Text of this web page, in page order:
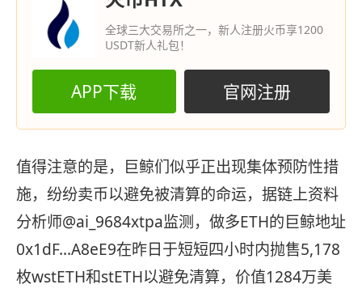
全球三大交易所之一，新人注册火币享1200
USDT新人礼包！
APP下载 官网注册
值得注意的是，巨鲸们似乎正出现集体预防性措
施，纷纷卖币以避免被清算的命运，据链上资料
分析师@ai_9684xtpa监测，做多ETH的巨鲸地址
0x1dF…A8eE9在昨日于短短四小时内抛售5,178
枚wstETH和stETH以避免清算，价值1284万美